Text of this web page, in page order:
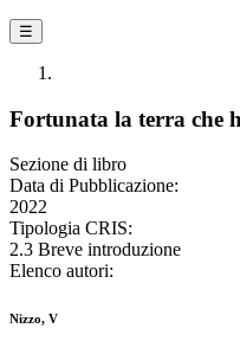
☰
Fortunata la terra che
Sezione di libro
Data di Pubblicazione:
2022
Tipologia CRIS:
2.3 Breve introduzione
Elenco autori:
Nizzo, V